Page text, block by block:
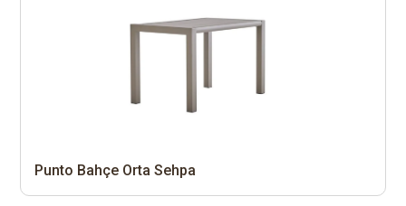
Punto Bahçe Orta Sehpa